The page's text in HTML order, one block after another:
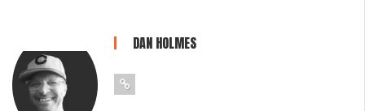
DAN HOLMES